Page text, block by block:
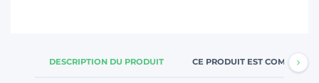
DESCRIPTION DU PRODUIT CE PRODUIT EST